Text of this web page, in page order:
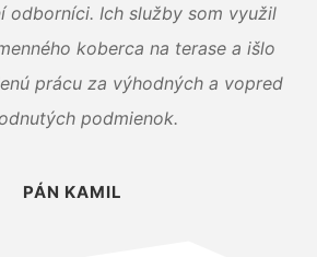
odborníci. Ich služby som využil
koberca na terase a išlo
prácu za výhodných a vopred
podmienok.
PÁN KAMIL